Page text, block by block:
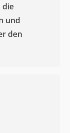
die
und
den